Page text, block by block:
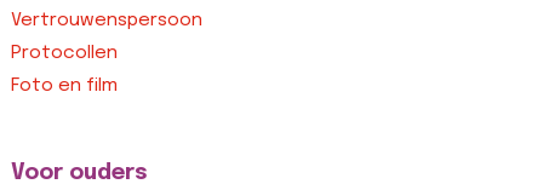
Vertrouwenspersoon
Protocollen
Foto en film
Voor ouders